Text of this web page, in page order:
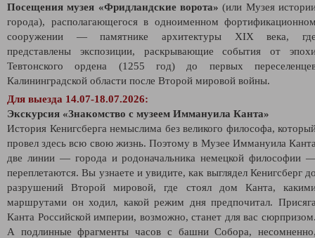
Посещения музея «Фридландские ворота» (или Музея
города), располагающегося в одноименном
сооружении — памятнике архитектуры XIX века,
представлены экспозиции, раскрывающие события от
Тевтонского ордена (1255 год) до первых
Калининградской области после Второй мировой войны.
Для выезда 14.07-18.07.2026:
Экскурсия «Знакомство с музеем Иммануила Канта»
История Кенигсберга немыслима без великого философа,
провел здесь всю свою жизнь. Поэтому в Музее Иммануила
две линии — города и родоначальника немецкой философии
переплетаются. Вы узнаете и увидите, как выглядел Кенигсберг
разрушений Второй мировой, где стоял дом Канта,
маршрутами он ходил, какой режим дня предпочитал.
Канта Российской империи, возможно, станет для вас
А подлинные фрагменты часов с башни Собора,